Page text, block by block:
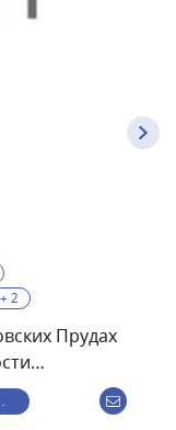
2
Прудах
Denty
Россия